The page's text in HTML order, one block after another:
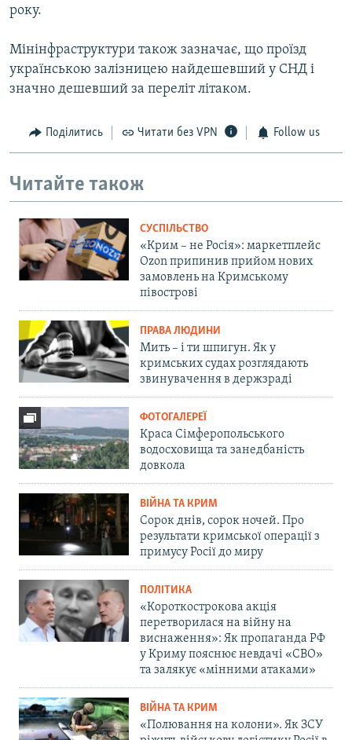
року.
Мінінфраструктури також зазначає, що проїзд
українською залізницею найдешевший у СНД і
значно дешевший за переліт літаком.
Поділитись Читати без VPN Follow us
Читайте також
СУСПІЛЬСТВО
«Крим – не Росія»: маркетплейс
Ozon припинив прийом нових
замовлень на Кримському
півострові
ПРАВА ЛЮДИНИ
Мить – і ти шпигун. Як у
кримських судах розглядають
звинувачення в держзраді
ФОТОГАЛЕРЕЇ
Краса Сімферопольського
водосховища та занедбаність
довкола
ВІЙНА ТА КРИМ
Сорок днів, сорок ночей. Про
результати кримської операції з
примусу Росії до миру
ПОЛІТИКА
«Короткострокова акція
перетворилася на війну на
виснаження»: Як пропаганда РФ
у Криму пояснює невдачі «СВО»
та залякує «мінними атаками»
ВІЙНА ТА КРИМ
«Полювання на колони». Як ЗСУ